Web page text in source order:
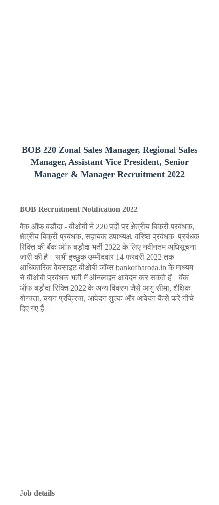
BOB 220 Zonal Sales Manager, Regional Sales
Manager, Assistant Vice President, Senior
Manager & Manager Recruitment 2022
BOB Recruitment Notification 2022
बैंक ऑफ बड़ौदा - बीओबी ने 220 पदों पर क्षेत्रीय बिक्री प्रबंधक,
क्षेत्रीय बिक्री प्रबंधक, सहायक उपाध्यक्ष, वरिष्ठ प्रबंधक, प्रबंधक
रिक्ति की बैंक ऑफ बड़ौदा भर्ती 2022 के लिए नवीनतम अधिसूचना
जारी की है। सभी इच्छुक उम्मीदवार 14 फरवरी 2022 तक
आधिकारिक वेबसाइट बीओबी जॉब्स bankofbaroda.in के माध्यम
से बीओबी प्रबंधक भर्ती में ऑनलाइन आवेदन कर सकते हैं। बैंक
ऑफ बड़ौदा रिक्ति 2022 के अन्य विवरण जैसे आयु सीमा, शैक्षिक
योग्यता, चयन प्रक्रिया, आवेदन शुल्क और आवेदन कैसे करें नीचे
दिए गए हैं।
Job details